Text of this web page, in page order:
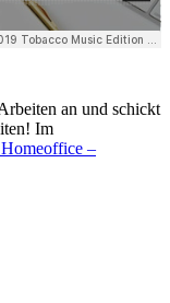
an und schickt
Im
–